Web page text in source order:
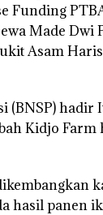
Funding
Made Dwi
Asam
hadir
Kidjo Farm
hasil panen